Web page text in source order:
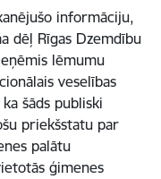
informāciju,
dēļ Rīgas Dzemdību
lēmumu
veselības
šāds publiski
priekšstatu par
palātu
ģimenes